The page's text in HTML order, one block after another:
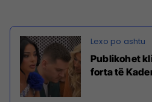
Publikohet
forta të